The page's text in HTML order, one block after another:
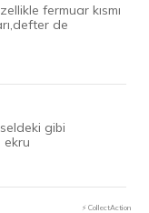
fermuar kısmı
de
gibi
ekru
⚡ CollectAction